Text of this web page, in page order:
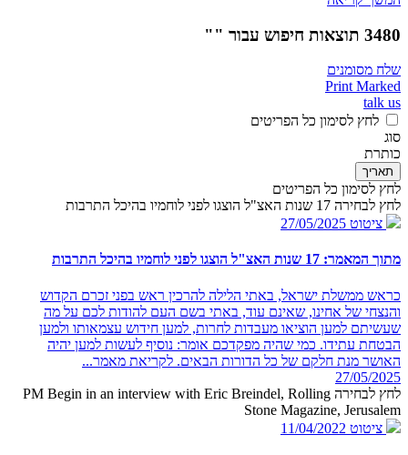
3480 תוצאות חיפוש עבור ""
שלח מסומנים
Print Marked
talk us
לחץ לסימון כל הפריטים
סוג
כותרת
תאריך
לחץ לסימון כל הפריטים
לחץ לבחירה 17 שנות האצ"ל הוצגו לפני לוחמיו בהיכל התרבות
ציטוט 27/05/2025
מתוך המאמר: 17 שנות האצ"ל הוצגו לפני לוחמיו בהיכל התרבות
כראש ממשלת ישראל, באתי הלילה להרכין ראש בפני זכרם הקדוש
והנצחי של אחינו, שאינם עוד, באתי בשם העם להודות לכם על מה
שעשיתם למען הוציאו מעבדות לחרות, למען חידוש עצמאותו ולמען
הבטחת עתידו. כמי שהיה מפקדכם אומר: נוסיף לעשות למען יהיה
האושר מנת חלקם של כל הדורות הבאים. לקריאת מאמר...
27/05/2025
לחץ לבחירה PM Begin in an interview with Eric Breindel, Rolling
Stone Magazine, Jerusalem
ציטוט 11/04/2022